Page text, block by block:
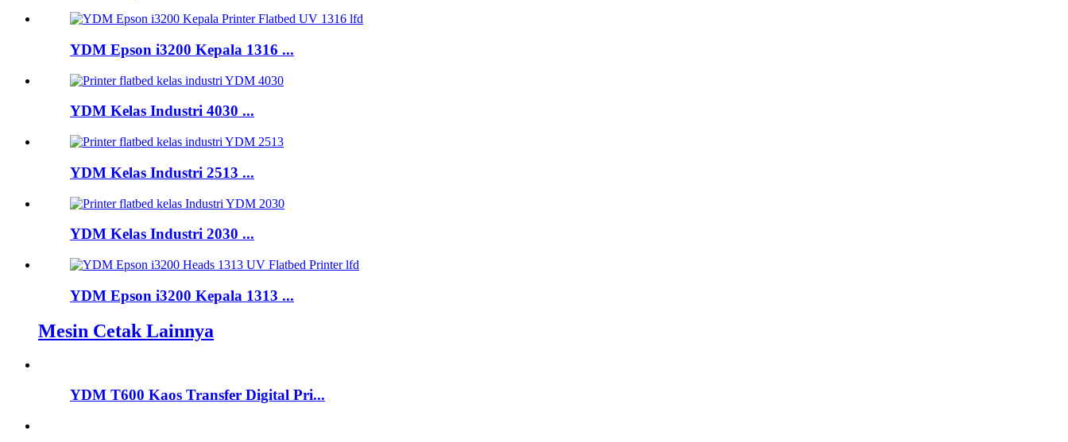
YDM Epson i3200 Kepala 1316 ...
YDM Kelas Industri 4030 ...
YDM Kelas Industri 2513 ...
YDM Kelas Industri 2030 ...
YDM Epson i3200 Kepala 1313 ...
Mesin Cetak Lainnya
YDM T600 Kaos Transfer Digital Pri...